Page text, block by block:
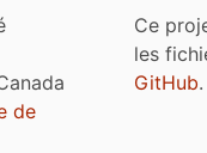
de
Ce
les
GitHub.